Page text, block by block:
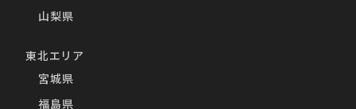
山梨県
東北エリア
宮城県
福島県